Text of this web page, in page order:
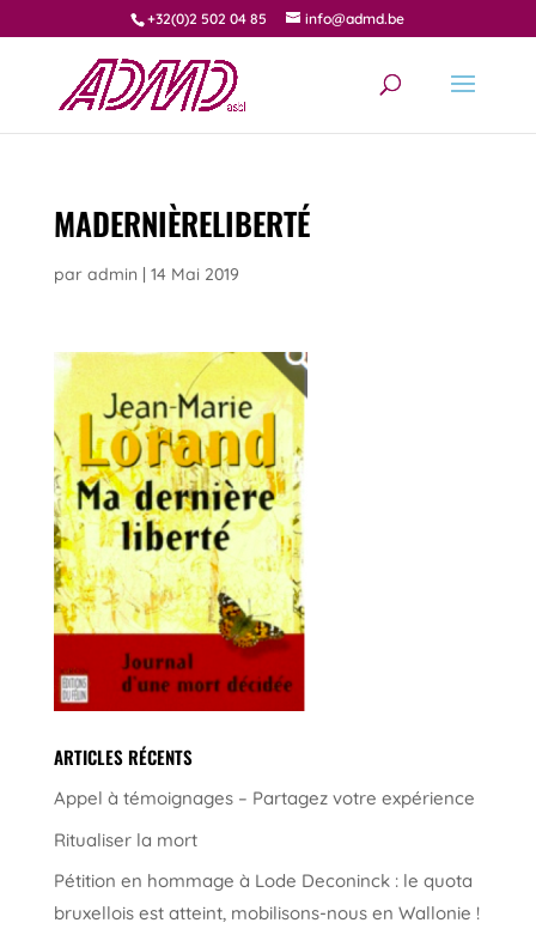
+32(0)2 502 04 85 info@admd.be
MADERNIÈRELIBERTÉ
par admin | 14 Mai 2019
ARTICLES RÉCENTS
Appel à témoignages – Partagez votre expérience
Ritualiser la mort
Pétition en hommage à Lode Deconinck : le quota
bruxellois est atteint, mobilisons-nous en Wallonie !